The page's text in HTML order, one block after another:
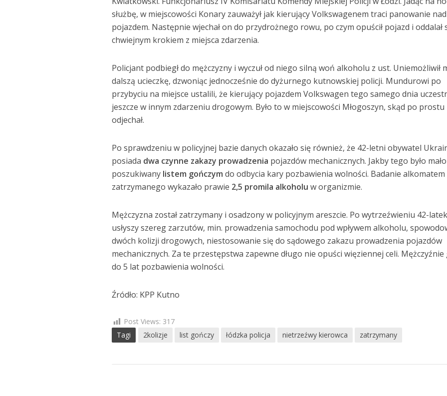
służbę, w miejscowości Konary zauważył jak kierujący Volkswagenem traci panowanie nad
pojazdem. Następnie wjechał on do przydrożnego rowu, po czym opuścił pojazd i oddalał
chwiejnym krokiem z miejsca zdarzenia.
Policjant podbiegł do mężczyzny i wyczuł od niego silną woń alkoholu z ust. Uniemożliwił
dalszą ucieczkę, dzwoniąc jednocześnie do dyżurnego kutnowskiej policji. Mundurowi po
przybyciu na miejsce ustalili, że kierujący pojazdem Volkswagen tego samego dnia
jeszcze w innym zdarzeniu drogowym. Było to w miejscowości Młogoszyn, skąd po prostu
odjechał.
Po sprawdzeniu w policyjnej bazie danych okazało się również, że 42-letni obywatel
posiada dwa czynne zakazy prowadzenia pojazdów mechanicznych. Jakby tego było
poszukiwany listem gończym do odbycia kary pozbawienia wolności. Badanie alkomatem
zatrzymanego wykazało prawie 2,5 promila alkoholuw organizmie.
Mężczyzna został zatrzymany i osadzony w policyjnym areszcie. Po wytrzeźwieniu 42-
usłyszy szereg zarzutów, min. prowadzenia samochodu pod wpływem alkoholu,
dwóch kolizji drogowych, niestosowanie się do sądowego zakazu prowadzenia pojazdów
mechanicznych. Za te przestępstwa zapewne długo nie opuści więziennej celi.
do 5 lat pozbawienia wolności.
Źródło: KPP Kutno
Post Views: 317
Tagi
2kolizje list gończy łódzka policja nietrzeźwy kierowca zatrzymany